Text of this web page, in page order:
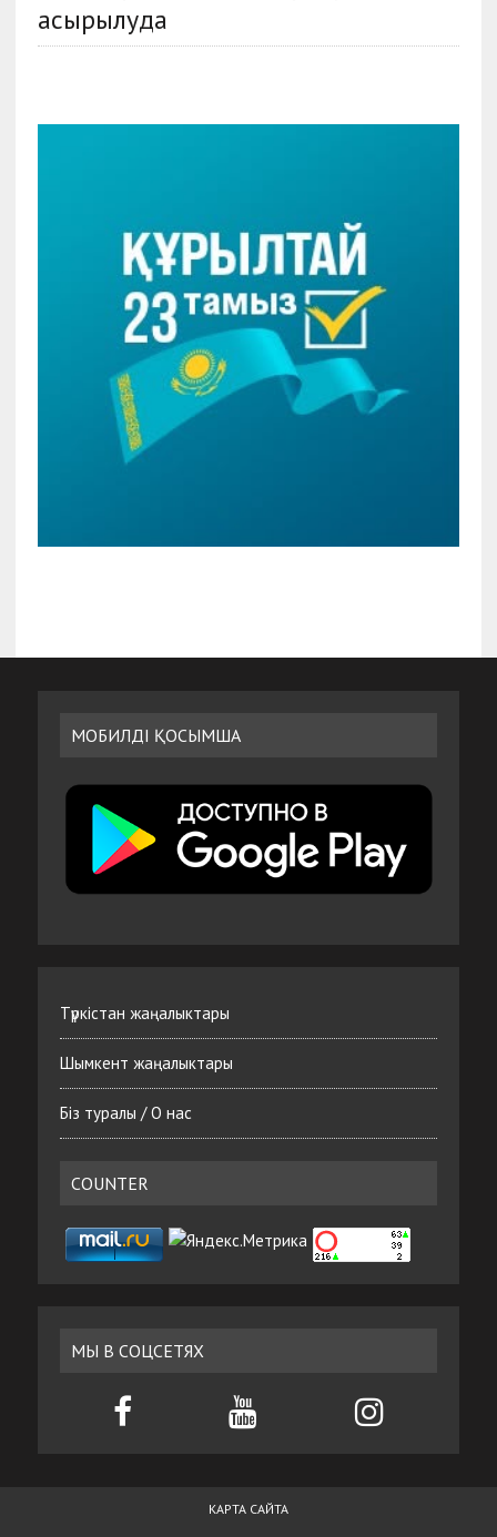
асырылуда
МОБИЛДІ ҚОСЫМША
Түркістан жаңалыктары
Шымкент жаңалыктары
Біз туралы / О нас
COUNTER
МЫ В СОЦСЕТЯХ
КАРТА САЙТА